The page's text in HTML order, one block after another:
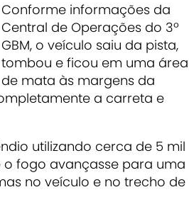
Conforme informações da
Central de Operações do 3º
GBM, o veículo saiu da pista,
tombou e ficou em uma área
de mata às margens da
a carreta e
utilizando cerca de 5 mil
fogo avançasse para uma
no veículo e no trecho de